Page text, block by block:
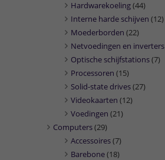
Hardwarekoeling(44)
Interne harde schijven (12)
Moederborden (22)
Netvoedingen en inverters
Optische schijfstations(7)
Processoren (15)
Solid-state drives(27)
Videokaarten (12)
Voedingen (21)
Computers(29)
Accessoires(7)
Barebone(18)